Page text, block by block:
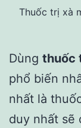
Thuốc trị xà
Dùng thuốc
phổ biến
nhất là
duy nhất sẽ